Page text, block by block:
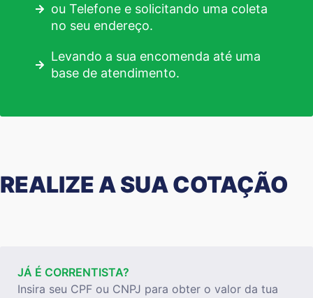
ou Telefone e solicitando uma coleta
no seu endereço.
Levando a sua encomenda até uma
base de atendimento.
REALIZE A SUA COTAÇÃO
JÁ É CORRENTISTA?
Insira seu CPF ou CNPJ para obter o valor da tua